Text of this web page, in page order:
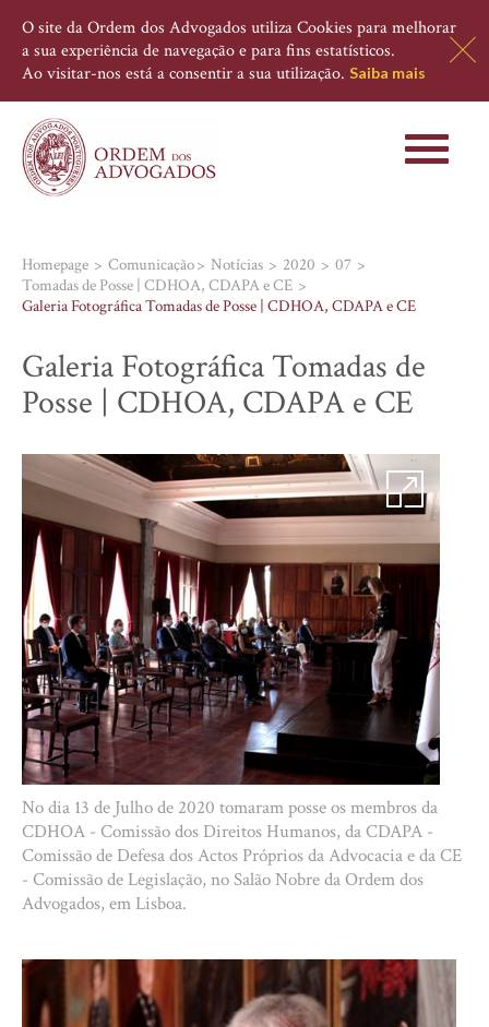
O site da Ordem dos Advogados utiliza Cookies para melhorar
a sua experiência de navegação e para fins estatísticos.
Ao visitar-nos está a consentir a sua utilização. Saiba mais
Toggle
Homepage Comunicação Notícias 2020
07
Tomadas de Posse | CDHOA, CDAPA e CE
Galeria Fotográfica Tomadas de Posse | CDHOA, CDAPA e CE
Galeria Fotográfica Tomadas de
Posse | CDHOA, CDAPA e CE
No dia 13 de Julho de 2020 tomaram posse os membros da
CDHOA - Comissão dos Direitos Humanos, da CDAPA -
Comissão de Defesa dos Actos Próprios da Advocacia e da CE
- Comissão de Legislação, no Salão Nobre da Ordem dos
Advogados, em Lisboa.